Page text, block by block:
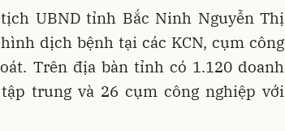
UBND tỉnh Bắc Ninh Nguyễn Thị
dịch bệnh tại các KCN, cụm công
Trên địa bàn tỉnh có 1.120 doanh
trung và 26 cụm công nghiệp với